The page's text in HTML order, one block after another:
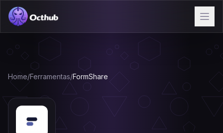
Home/Ferramentas/FormShare